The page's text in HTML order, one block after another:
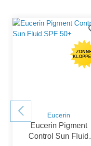
Eucerin
Eucerin Pigment
Control Sun Fluid